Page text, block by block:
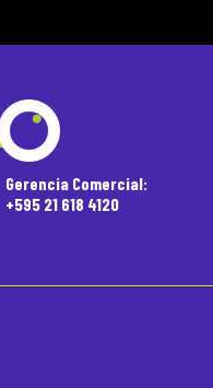
Gerencia Comercial:
+595 21 618 4120